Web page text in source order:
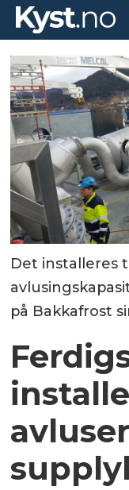
Det installeres
på Bakkafrost